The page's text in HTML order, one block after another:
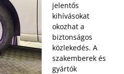
jelentős
kihívásokat
okozhat a
biztonságos
közlekedés. A
szakemberek és
gyártók